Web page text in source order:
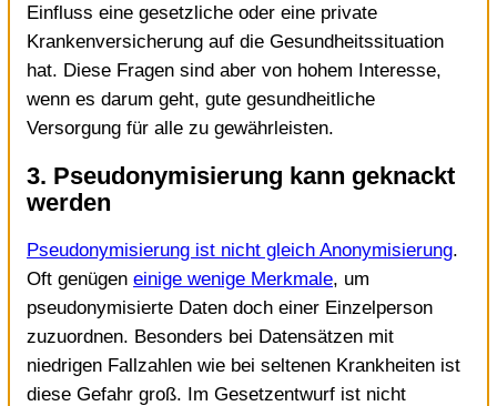
Einfluss eine gesetzliche oder eine private
Krankenversicherung auf die Gesundheitssituation
hat. Diese Fragen sind aber von hohem Interesse,
wenn es darum geht, gute gesundheitliche
Versorgung für alle zu gewährleisten.
3. Pseudonymisierung kann geknackt
werden
Pseudonymisierung ist nicht gleich Anonymisierung.
Oft genügen einige wenige Merkmale, um
pseudonymisierte Daten doch einer Einzelperson
zuzuordnen. Besonders bei Datensätzen mit
niedrigen Fallzahlen wie bei seltenen Krankheiten ist
diese Gefahr groß. Im Gesetzentwurf ist nicht